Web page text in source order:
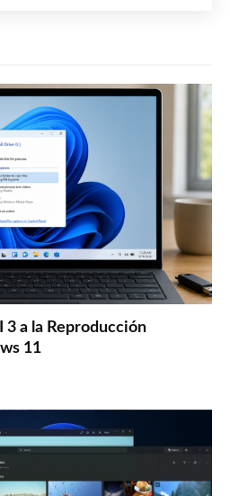
a la Reproducción
11